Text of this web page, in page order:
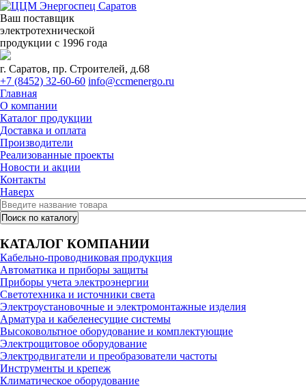
Ваш поставщик
электротехнической
продукции с 1996 года
г. Саратов, пр. Строителей, д.68
+7 (8452) 32-60-60 info@ccmenergo.ru
Главная
О компании
Каталог продукции
Доставка и оплата
Производители
Реализованные проекты
Новости и акции
Контакты
Наверх
КАТАЛОГ КОМПАНИИ
Кабельно-проводниковая продукция
Автоматика и приборы защиты
Приборы учета электроэнергии
Светотехника и источники света
Электроустановочные и электромонтажные изделия
Арматура и кабеленесущие системы
Высоковольтное оборудование и комплектующие
Электрощитовое оборудование
Электродвигатели и преобразователи частоты
Инструменты и крепеж
Климатическое оборудование